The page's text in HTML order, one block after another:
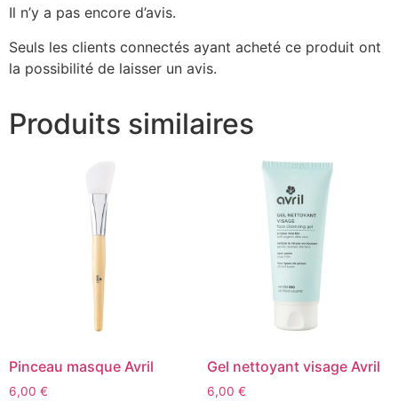
Il n’y a pas encore d’avis.
Seuls les clients connectés ayant acheté ce produit ont
la possibilité de laisser un avis.
Produits similaires
Pinceau masque Avril
6,00 €
Gel nettoyant visage Avril
6,00 €